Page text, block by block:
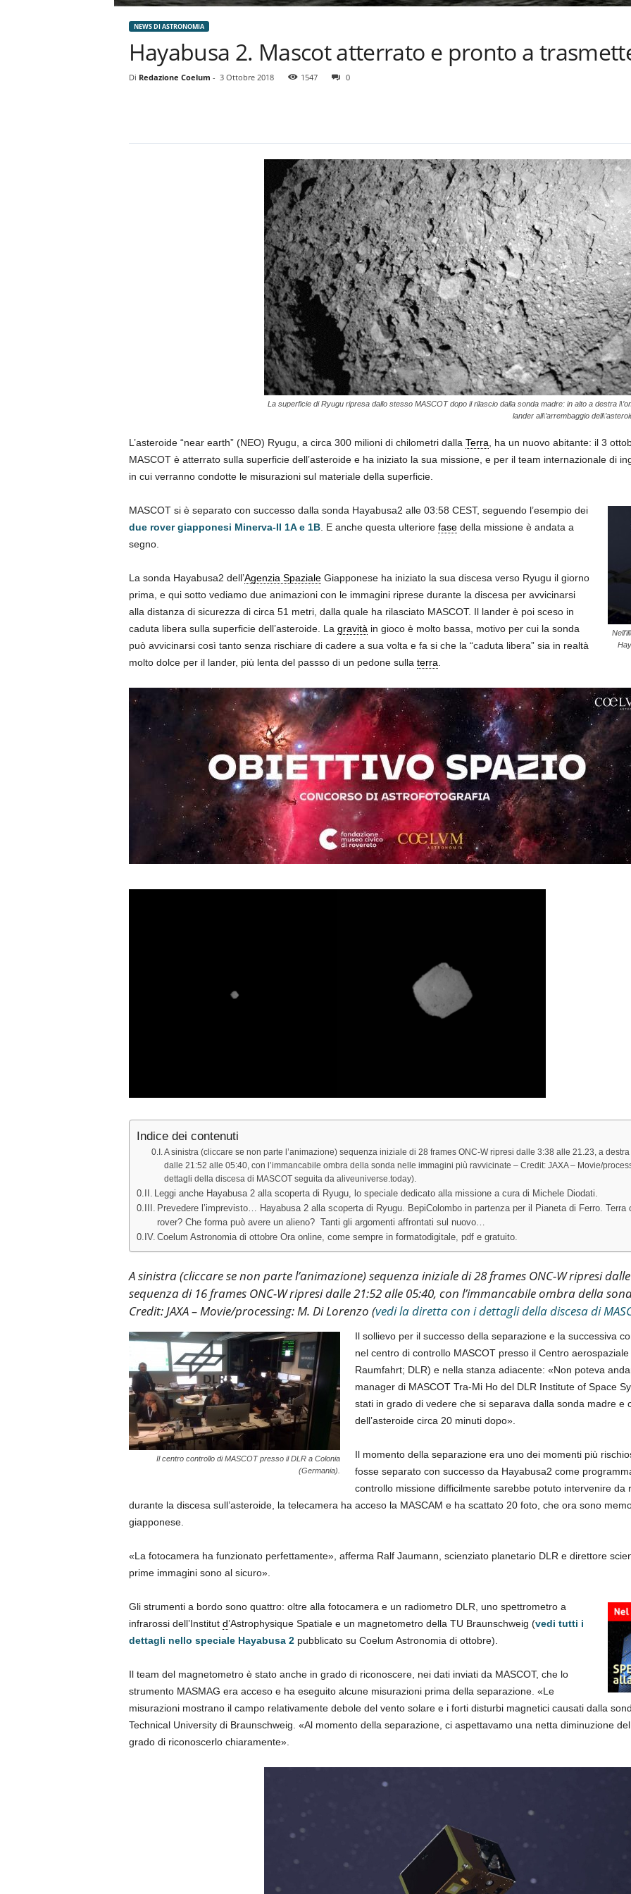
NEWS DI ASTRONOMIA
Hayabusa 2. Mascot atterrato e pronto a
Di Redazione Coelum - 3 Ottobre 2018 1547 0
La superficie di Ryugu ripresa dallo stesso MASCOT dopo il rilascio dalla sonda madre: in alto a destra
lander all\’arrembaggio
L’asteroide “near earth” (NEO) Ryugu, a circa 300 milioni di chilometri dalla Terra, ha un nuovo abitante: il 3
MASCOT è atterrato sulla superficie dell’asteroide e ha iniziato la sua missione, e per il team internazionale di
in cui verranno condotte le misurazioni sul materiale della superficie.
MASCOT si è separato con successo dalla sonda Hayabusa2 alle 03:58 CEST, seguendo l’esempio dei
due rover giapponesi Minerva-II 1A e 1B. E anche questa ulteriore fasedella missione è andata a
segno.
La sonda Hayabusa2 dell’Agenzia SpazialeGiapponese ha iniziato la sua discesa verso Ryugu il giorno
prima, e qui sotto vediamo due animazioni con le immagini riprese durante la discesa per avvicinarsi
alla distanza di sicurezza di circa 51 metri, dalla quale ha rilasciato MASCOT. Il lander è poi sceso in
caduta libera sulla superficie dell’asteroide. La gravitàin gioco è molto bassa, motivo per cui la sonda
può avvicinarsi così tanto senza rischiare di cadere a sua volta e fa si che la “caduta libera” sia in realtà
molto dolce per il lander, più lenta del passso di un pedone sulla terra.
Indice dei contenuti
A sinistra (cliccare se non parte l’animazione) sequenza iniziale di 28 frames ONC-W ripresi dalle 3:38 alle 21.23, a
dalle 21:52 alle 05:40, con l’immancabile ombra della sonda nelle immagini più ravvicinate – Credit: JAXA – Movie/
dettagli della discesa di MASCOT seguita da aliveuniverse.today).
Leggi anche Hayabusa 2 alla scoperta di Ryugu, lo speciale dedicato alla missione a cura di Michele Diodati.
Prevedere l’imprevisto… Hayabusa 2 alla scoperta di Ryugu. BepiColombo in partenza per il Pianeta di Ferro.
rover? Che forma può avere un alieno? Tanti gli argomenti affrontati sul nuovo…
Coelum Astronomia di ottobre Ora online, come sempre in formatodigitale, pdf e gratuito.
A sinistra (cliccare se non parte l’animazione) sequenza iniziale di 28 frames ONC-W ripresi
sequenza di 16 frames ONC-W ripresi dalle 21:52 alle 05:40, con l’immancabile ombra della
Credit: JAXA – Movie/processing: M. Di Lorenzo (vedi la diretta con i dettagli della discesa di
Il centro controllo di MASCOT presso il DLR a Colonia
(Germania).
Il sollievo per il successo della separazione e la successiva
nel centro di controllo MASCOT presso il Centro
Raumfahrt; DLR) e nella stanza adiacente: «Non poteva
manager di MASCOT Tra-Mi Ho del DLR Institute of Space
stati in grado di vedere che si separava dalla sonda madre e
dell’asteroide circa 20 minuti dopo».
Il momento della separazione era uno dei momenti più
fosse separato con successo da Hayabusa2 come
controllo missione difficilmente sarebbe potuto intervenire da
durante la discesa sull’asteroide, la telecamera ha acceso la MASCAM e ha scattato 20 foto, che ora sono
giapponese.
«La fotocamera ha funzionato perfettamente», afferma Ralf Jaumann, scienziato planetario DLR e direttore
prime immagini sono al sicuro».
Gli strumenti a bordo sono quattro: oltre alla fotocamera e un radiometro DLR, uno spettrometro a
infrarossi dell’Institut d’Astrophysique Spatiale e un magnetometro della TU Braunschweig (vedi tutti i
dettagli nello speciale Hayabusa 2pubblicato su Coelum Astronomia di ottobre).
Il team del magnetometro è stato anche in grado di riconoscere, nei dati inviati da MASCOT, che lo
strumento MASMAG era acceso e ha eseguito alcune misurazioni prima della separazione. «Le
misurazioni mostrano il campo relativamente debole del vento solare e i forti disturbi magnetici causati dalla
Technical University di Braunschweig. «Al momento della separazione, ci aspettavamo una netta diminuzione
grado di riconoscerlo chiaramente».